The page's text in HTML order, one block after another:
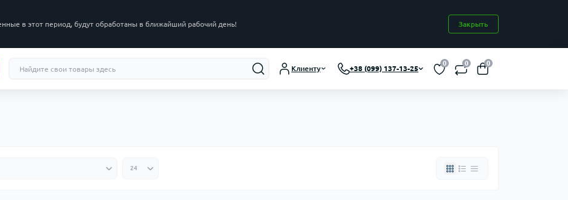
в этот период, будут обработаны в ближайший рабочий день! Закрыть
Клиенту +38 (099) 137-13-25
0 0 0